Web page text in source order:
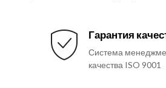
Гарантия
Система
качества ISO 9001